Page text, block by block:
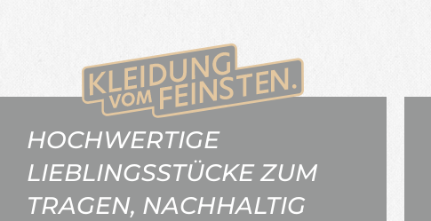
HOCHWERTIGE
LIEBLINGSSTÜCKE ZUM
TRAGEN, NACHHALTIG